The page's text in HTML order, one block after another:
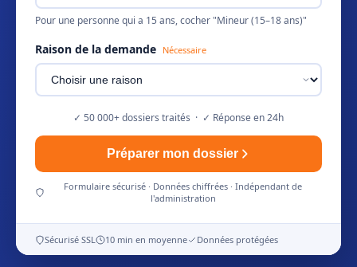
Pour une personne qui a 15 ans, cocher "Mineur (15–18 ans)"
Raison de la demande Nécessaire
✓ 50 000+ dossiers traités · ✓ Réponse en 24h
Préparer mon dossier
Formulaire sécurisé · Données chiffrées · Indépendant de
l'administration
Sécurisé SSL 10 min en moyenne Données protégées